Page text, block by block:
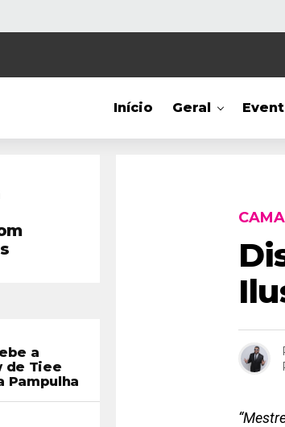
Início Geral
a
de Tiee
Pampulha